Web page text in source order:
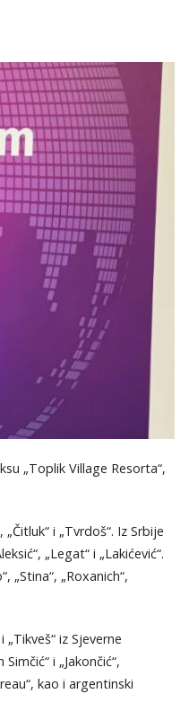
„Toplik Village Resorta“,
i „Tvrdoš“. Iz Srbije
„Legat“ i „Lakićević“.
„Stina“, „Roxanich“,
iz Sjeverne
i „Jakončić“,
kao i argentinski